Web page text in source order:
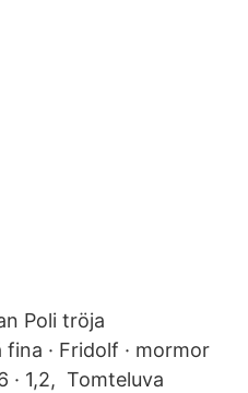
Poli tröja
· Fridolf · mormor
· 1,2, Tomteluva